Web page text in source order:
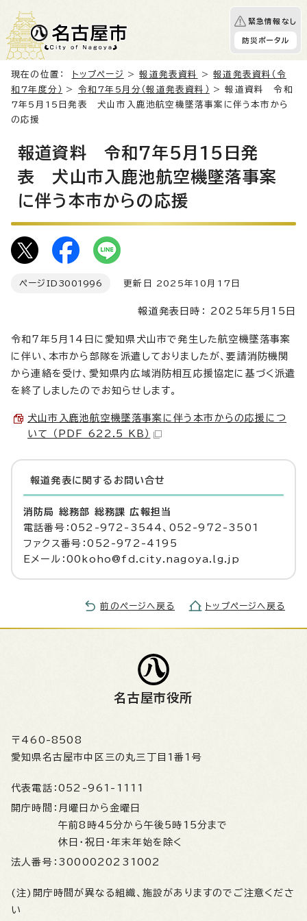
緊急情報なし
防災ポータル
現在の位置： トップページ >報道発表資料 >報道発表資料（令
和7年度分）
> 令和7年5月分（報道発表資料）
> 報道資料 令和
7年5月15日発表 犬山市入鹿池航空機墜落事案に伴う本市から
の応援
報道資料 令和7年5月15日発
表 犬山市入鹿池航空機墜落事案
に伴う本市からの応援
ページID 3001996 更新日 2025年10月17日
報道発表日時： 2025年5月15日
令和7年5月14日に愛知県犬山市で発生した航空機墜落事案
に伴い、本市から部隊を派遣しておりましたが、要請消防機関
から連絡を受け、愛知県内広域消防相互応援協定に基づく派遣
を終了しましたのでお知らせします。
犬山市入鹿池航空機墜落事案に伴う本市からの応援につ
いて （PDF 622.5 KB）
報道発表に関するお問い合せ
消防局 総務部 総務課 広報担当
電話番号：052-972-3544、052-972-3501
ファクス番号：052-972-4195
Eメール：00koho@fd.city.nagoya.lg.jp
前のページへ戻る トップページへ戻る
名古屋市役所
〒460-8508
愛知県名古屋市中区三の丸三丁目1番1号
代表電話： 052-961-1111
開庁時間： 月曜日から金曜日
午前8時45分から午後5時15分まで
休日・祝日・年末年始を除く
法人番号： 3000020231002
(注)開庁時間が異なる組織、施設がありますのでご注意くださ
い